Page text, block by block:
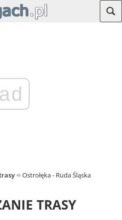
ad
Ostrołęka - Ruda Śląska
TRASY